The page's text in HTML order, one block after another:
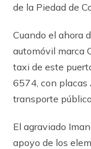
de la Piedad de
Cuando el ahora
automóvil marca
taxi de este
6574, con placas
transporte
El agraviado
apoyo de los